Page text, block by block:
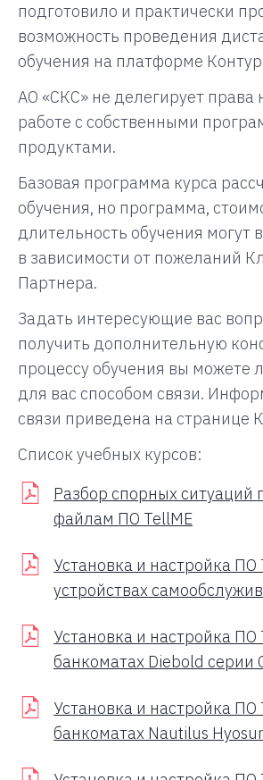
подготовило и практически
возможность проведения
обучения на платформе
АО «СКС» не делегирует права
работе с собственными
продуктами.
Базовая программа курса
обучения, но программа,
длительность обучения могут
в зависимости от пожеланий
Партнера.
Задать интересующие вас
получить дополнительную
процессу обучения вы
для вас способом связи.
связи приведена на странице
Список учебных курсов:
Разбор спорных
файлам ПО TellME
Установка и настройка ПО
устройствах
Установка и настройка ПО
банкоматах Diebold серии
Установка и настройка ПО
банкоматах Nautilus